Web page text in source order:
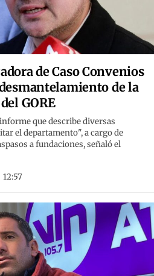
de Caso Convenios
de la
GORE
que describe diversas
el departamento", a cargo de
a fundaciones, señaló el